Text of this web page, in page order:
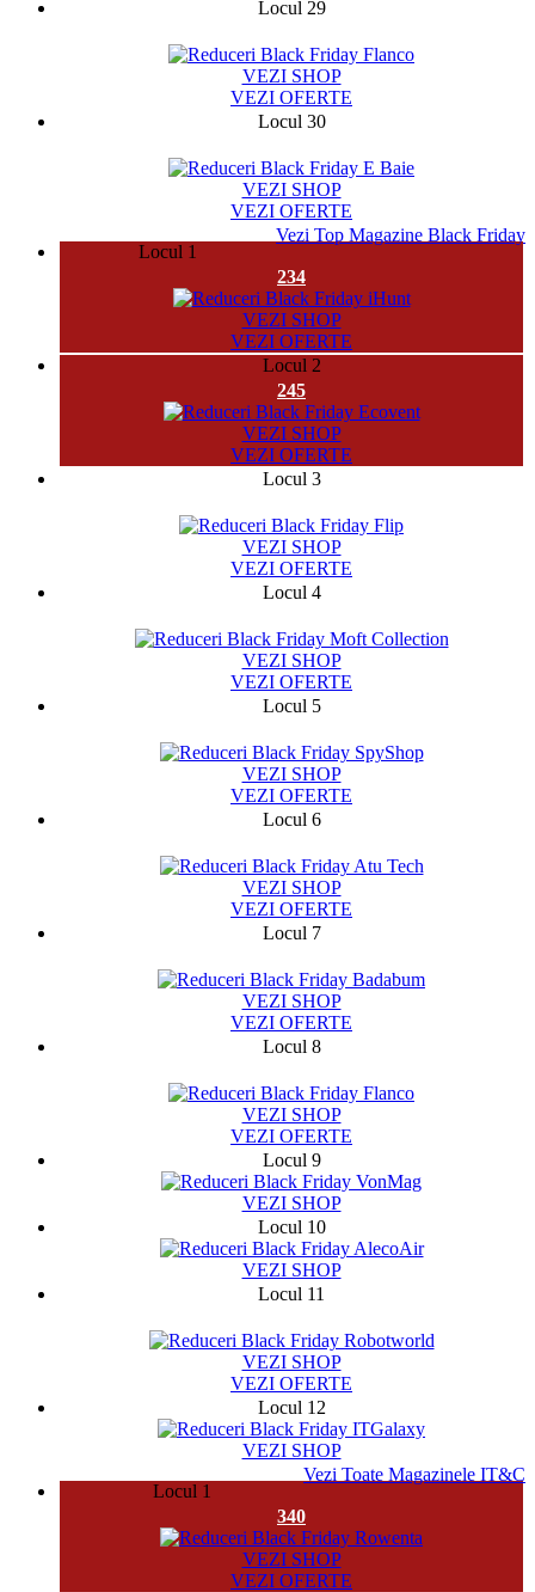
Locul 29
VEZI SHOP
VEZI OFERTE
Locul 30
VEZI SHOP
VEZI OFERTE
Vezi Top Magazine Black Friday
Locul 1
234
VEZI SHOP
VEZI OFERTE
Locul 2
245
VEZI SHOP
VEZI OFERTE
Locul 3
VEZI SHOP
VEZI OFERTE
Locul 4
VEZI SHOP
VEZI OFERTE
Locul 5
VEZI SHOP
VEZI OFERTE
Locul 6
VEZI SHOP
VEZI OFERTE
Locul 7
VEZI SHOP
VEZI OFERTE
Locul 8
VEZI SHOP
VEZI OFERTE
Locul 9
VEZI SHOP
Locul 10
VEZI SHOP
Locul 11
VEZI SHOP
VEZI OFERTE
Locul 12
VEZI SHOP
Vezi Toate Magazinele IT&C
Locul 1
340
VEZI SHOP
VEZI OFERTE